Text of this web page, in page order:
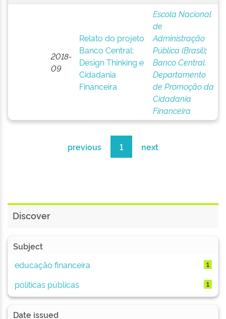
2018-
09
Relato do projeto
Banco Central:
Design Thinking e
Cidadania
Financeira
Escola Nacional
de
Administração
Pública (Brasil);
Banco Central.
Departamento
de Promoção da
Cidadania
Financeira
previous 1 next
Discover
Subject
educação financeira
1
políticas públicas 1
Date issued